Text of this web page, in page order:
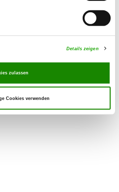
Details zeigen
zulassen
Cookies verwenden